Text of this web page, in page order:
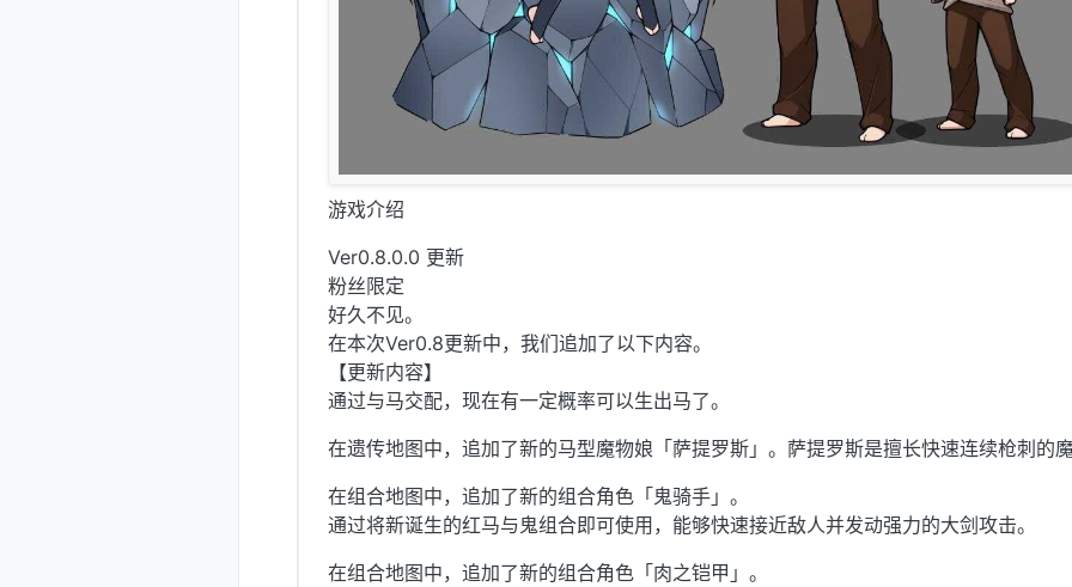
游戏介绍
Ver0.8.0.0 更新
粉丝限定
好久不见。
在本次Ver0.8更新中，我们追加了以下内容。
【更新内容】
通过与马交配，现在有一定概率可以生出马了。
在遗传地图中，追加了新的马型魔物娘「萨提罗斯」。萨提罗斯是擅长快速连续枪刺的
在组合地图中，追加了新的组合角色「鬼骑手」。
通过将新诞生的红马与鬼组合即可使用，能够快速接近敌人并发动强力的大剑攻击。
在组合地图中，追加了新的组合角色「肉之铠甲」。